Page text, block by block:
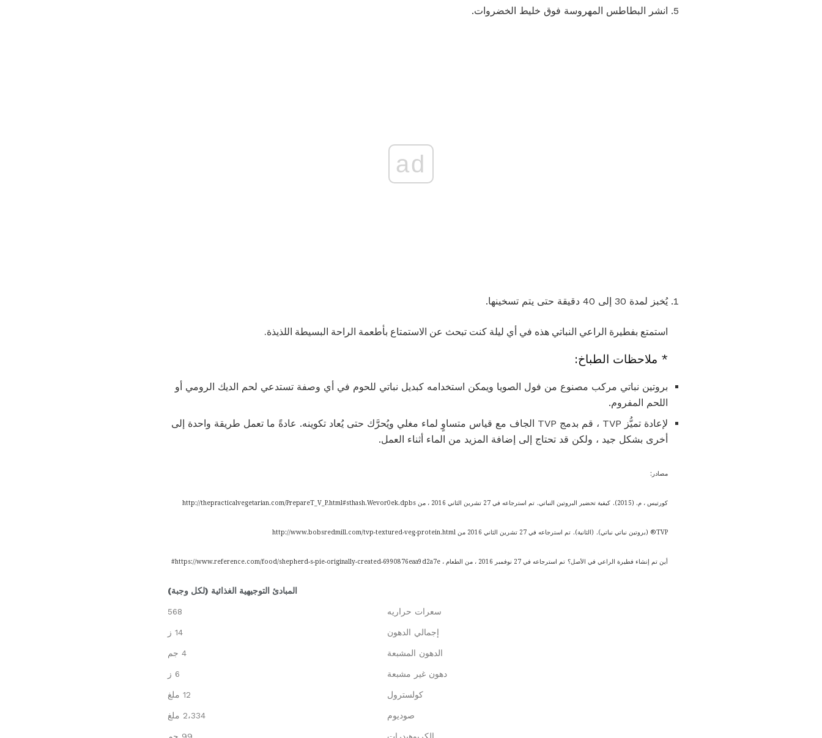
انشر البطاطس المهروسة فوق خليط الخضروات.
ad
يُخبز لمدة 30 إلى 40 دقيقة حتى يتم تسخينها.
استمتع بفطيرة الراعي النباتي هذه في أي ليلة كنت تبحث عن الاستمتاع بأطعمة الراحة البسيطة اللذيذة.
* ملاحظات الطباخ:
بروتين نباتي مركب مصنوع من فول الصويا ويمكن استخدامه كبديل نباتي للحوم في أي وصفة تستدعي لحم الديك الرومي أو
اللحم المفروم.
لإعادة تميُّز TVP ، قم بدمج TVP الجاف مع قياس متساوٍ لماء مغلي ويُحرَّك حتى يُعاد تكوينه. عادةً ما تعمل طريقة واحدة إلى
أخرى بشكل جيد ، ولكن قد تحتاج إلى إضافة المزيد من الماء أثناء العمل.
مصادر:
كورتيس ، م. (2015). كيفية تحضير البروتين النباتي. تم استرجاعه في 27 تشرين الثاني 2016 ، من http://thepracticalvegetarian.com/PrepareT_V_P.html#sthash.Wevor0ek.dpbs
TVP® (بروتين نباتي نباتي). (الثانية). تم استرجاعه في 27 تشرين الثاني 2016 من http://www.bobsredmill.com/tvp-textured-veg-protein.html
أين تم إنشاء فطيرة الراعي في الأصل؟ تم استرجاعه في 27 نوفمبر 2016 ، من الطعام ، https://www.reference.com/food/shepherd-s-pie-originally-created-6990876eaa9d2a7e#
المبادئ التوجيهية الغذائية (لكل وجبة)
سعرات حراريه 568
إجمالي الدهون 14 ز
الدهون المشبعة 4 جم
دهون غير مشبعة 6 ز
كولسترول 12 ملغ
صوديوم 2،334 ملغ